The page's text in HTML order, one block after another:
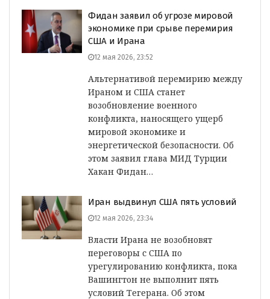
Фидан заявил об угрозе мировой
экономике при срыве перемирия
США и Ирана
12 мая 2026, 23:52
Альтернативой перемирию между
Ираном и США станет
возобновление военного
конфликта, наносящего ущерб
мировой экономике и
энергетической безопасности. Об
этом заявил глава МИД Турции
Хакан Фидан…
Иран выдвинул США пять условий
12 мая 2026, 23:34
Власти Ирана не возобновят
переговоры с США по
урегулированию конфликта, пока
Вашингтон не выполнит пять
условий Тегерана. Об этом